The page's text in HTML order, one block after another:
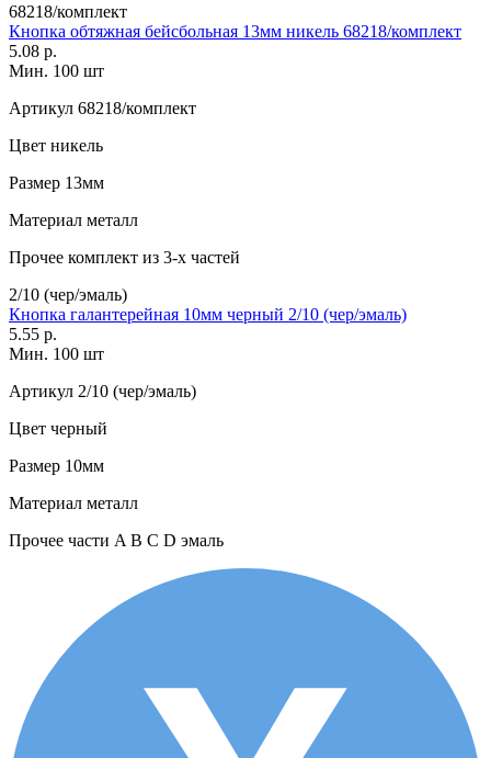
68218/комплект
Кнопка обтяжная бейсбольная 13мм никель 68218/комплект
5.08 р.
Мин. 100 шт
Артикул 68218/комплект
Цвет никель
Размер 13мм
Материал металл
Прочее комплект из 3-х частей
2/10 (чер/эмаль)
Кнопка галантерейная 10мм черный 2/10 (чер/эмаль)
5.55 р.
Мин. 100 шт
Артикул 2/10 (чер/эмаль)
Цвет черный
Размер 10мм
Материал металл
Прочее части A B C D эмаль